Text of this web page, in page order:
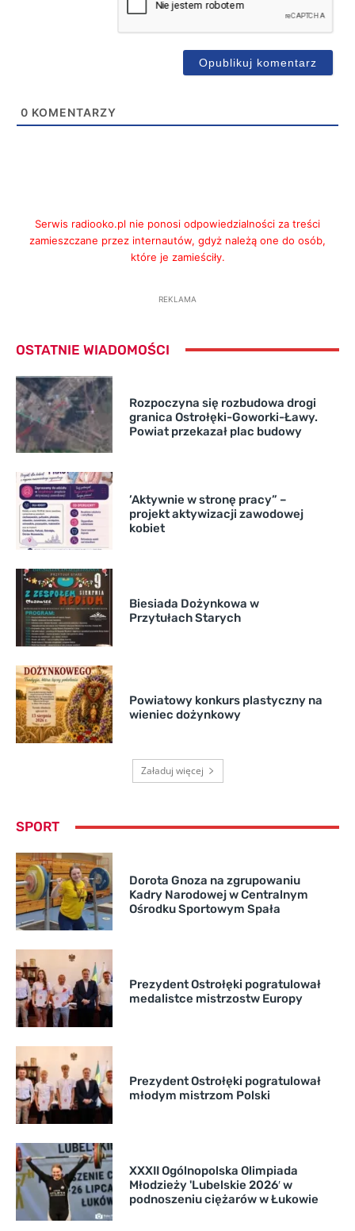
0 KOMENTARZY
Serwis radiooko.pl nie ponosi odpowiedzialności za treści
zamieszczane przez internautów, gdyż należą one do osób,
które je zamieściły.
REKLAMA
OSTATNIE WIADOMOŚCI
Rozpoczyna się rozbudowa drogi
granica Ostrołęki-Goworki-Ławy.
Powiat przekazał plac budowy
’Aktywnie w stronę pracy” –
projekt aktywizacji zawodowej
kobiet
Biesiada Dożynkowa w
Przytułach Starych
Powiatowy konkurs plastyczny na
wieniec dożynkowy
Załaduj więcej
SPORT
Dorota Gnoza na zgrupowaniu
Kadry Narodowej w Centralnym
Ośrodku Sportowym Spała
Prezydent Ostrołęki pogratulował
medalistce mistrzostw Europy
Prezydent Ostrołęki pogratulował
młodym mistrzom Polski
XXXII Ogólnopolska Olimpiada
Młodzieży 'Lubelskie 2026′ w
podnoszeniu ciężarów w Łukowie